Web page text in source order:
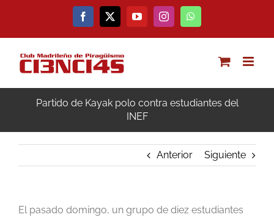
contenido
Facebook
X YouTubeInstagramWhatsApp
Partido de Kayak polo contra estudiantes del
INEF
Anterior Siguiente
El pasado domingo, un grupo de diez estudiantes